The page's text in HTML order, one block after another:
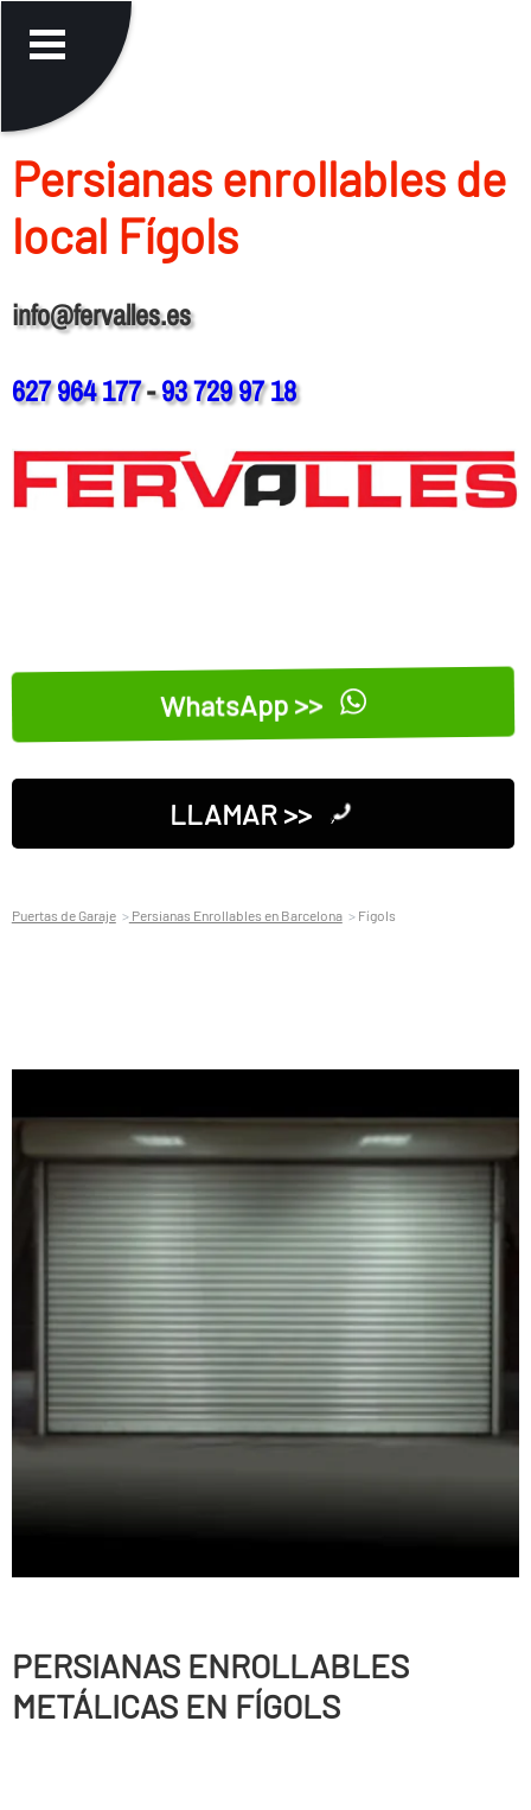
Persianas enrollables de
local Fígols
info@fervalles.es
627 964 177-93 729 97 18
WhatsApp >>
LLAMAR >>
Puertas de Garaje Persianas Enrollables en Barcelona Fígols
PERSIANAS ENROLLABLES
METÁLICAS EN FÍGOLS